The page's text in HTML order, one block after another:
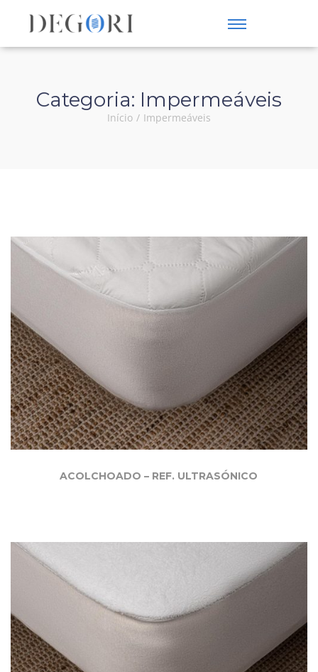
Categoria: Impermeáveis
Início / Impermeáveis
ACOLCHOADO – REF. ULTRASÓNICO